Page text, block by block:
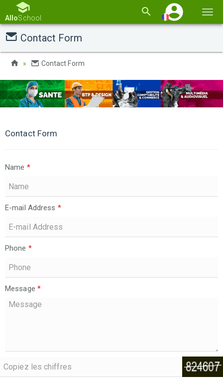
la
AlloSchool
Contact Form
Contact Form
Contact Form
Name *
E-mail Address *
Phone *
Message *